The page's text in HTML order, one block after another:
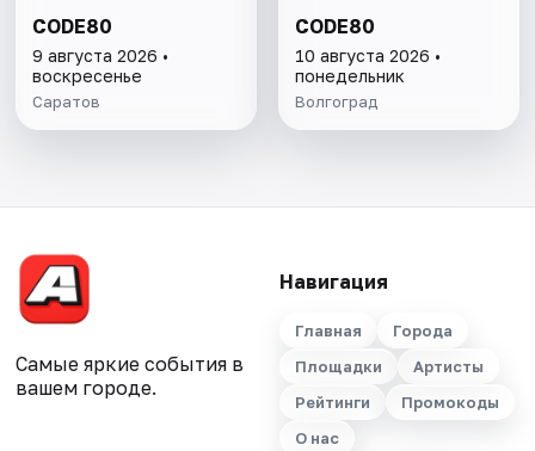
CODE80
9 августа 2026 •
воскресенье
Саратов
CODE80
10 августа 2026 •
понедельник
Волгоград
Самые яркие события в
вашем городе.
Навигация
Главная
Города
Площадки
Артисты
Рейтинги
Промокоды
О нас